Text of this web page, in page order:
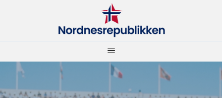
Meny